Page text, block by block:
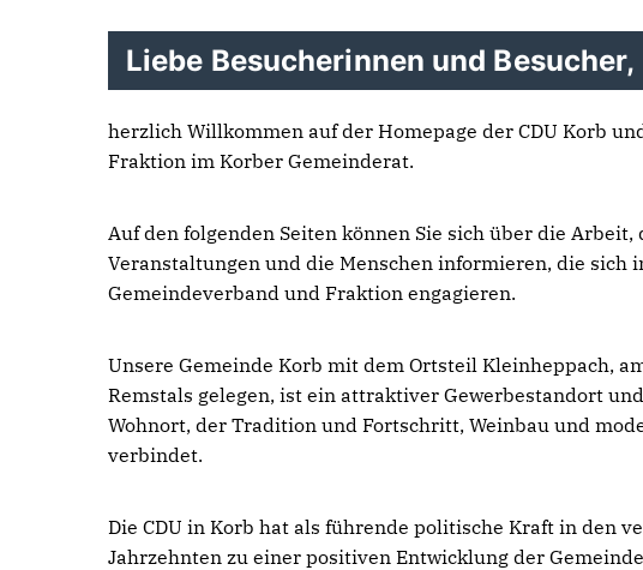
Liebe Besucherinnen und Besucher,
herzlich Willkommen auf der Homepage der CDU Korb
Fraktion im Korber Gemeinderat.
Auf den folgenden Seiten können Sie sich über die Arbeit,
Veranstaltungen und die Menschen informieren, die sich
Gemeindeverband und Fraktion engagieren.
Unsere Gemeinde Korb mit dem Ortsteil Kleinheppach,
Remstals gelegen, ist ein attraktiver Gewerbestandort
Wohnort, der Tradition und Fortschritt, Weinbau und
verbindet.
Die CDU in Korb hat als führende politische Kraft in den
Jahrzehnten zu einer positiven Entwicklung der